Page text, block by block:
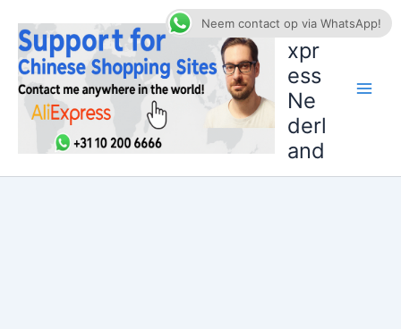
naar
inhoud
AliE
xpr
ess
Ne
derl
and
Neem contact op via WhatsApp!